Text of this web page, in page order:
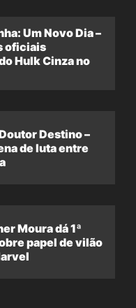
Um Novo Dia –
oficiais
Hulk Cinza no
Destino –
de luta entre
Moura dá 1ª
papel de vilão